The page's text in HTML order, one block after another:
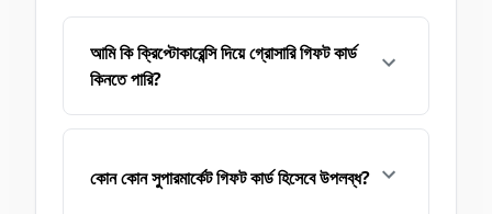
আমি কি ক্রিপ্টোকারেন্সি দিয়ে গ্রোসারি গিফট কার্ড
কিনতে পারি?
কোন কোন সুপারমার্কেট গিফট কার্ড হিসেবে উপলব্ধ?